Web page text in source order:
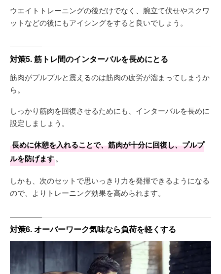
ウエイトトレーニングの後だけでなく、腕立て伏せやスクワ
ットなどの後にもアイシングをすると良いでしょう。
対策5. 筋トレ間のインターバルを長めにとる
筋肉がプルプルと震えるのは筋肉の疲労が溜まってしまうか
ら。
しっかり筋肉を回復させるためにも、インターバルを長めに
設定しましょう。
長めに休憩を入れることで、筋肉が十分に回復し、プルプ
ルを防げます。
しかも、次のセットで思いっきり力を発揮できるようになる
ので、よりトレーニング効果を高められます。
対策6. オーバーワーク気味なら負荷を軽くする